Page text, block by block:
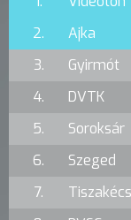
2.
Ajka
3.
Gyirmót
4.
DVTK
5.
Soroksár
6.
Szeged
7.